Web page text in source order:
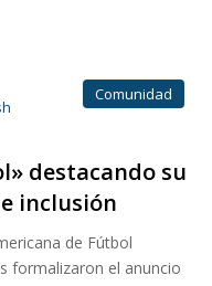
Comunidad
destacando su
inclusión
de Fútbol
formalizaron el anuncio